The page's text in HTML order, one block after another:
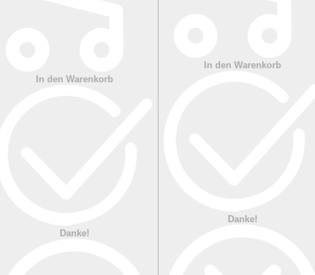
In den Warenkorb
Danke!
In den Warenkorb
Danke!